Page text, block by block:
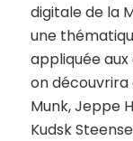
digitale de la
une
appliquée
on découvrira
Munk, Jeppe
Kudsk